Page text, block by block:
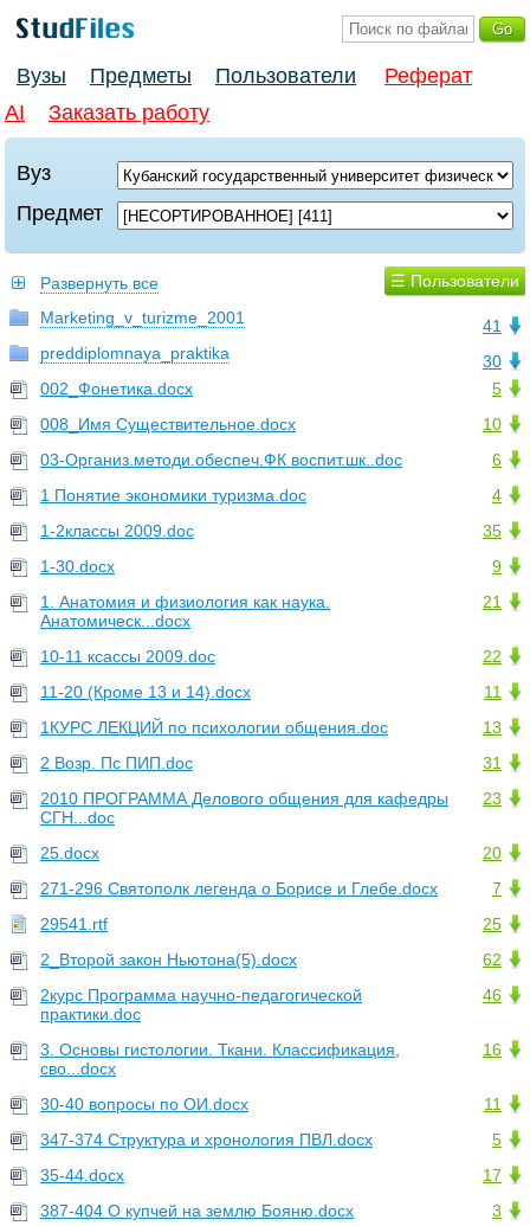
Вузы Предметы Пользователи
Реферат
AI
Заказать работу
Вуз
Предмет
☰ Пользователи
Развернуть все
41
Marketing_v_turizme_2001
30
preddiplomnaya_praktika
5
002_Фонетика.docx
10
008_Имя Существительное.docx
6
03-Организ.методи.обеспеч.ФК воспит.шк..doc
4
1 Понятие экономики туризма.doc
35
1-2классы 2009.doc
9
1-30.docx
21
1. Анатомия и физиология как наука.
Анатомическ...docx
22
10-11 ксассы 2009.doc
11
11-20 (Кроме 13 и 14).docx
13
1КУРС ЛЕКЦИЙ по психологии общения.doc
31
2 Возр. Пс ПИП.doc
23
2010 ПРОГРАММА Делового общения для кафедры
СГН...doc
20
25.docx
7
271-296 Святополк легенда о Борисе и Глебе.docx
25
29541.rtf
62
2_Второй закон Ньютона(5).docx
46
2курс Программа научно-педагогической
практики.doc
16
3. Основы гистологии. Ткани. Классификация,
сво...docx
11
30-40 вопросы по ОИ.docx
5
347-374 Структура и хронология ПВЛ.docx
17
35-44.docx
3
387-404 О купчей на землю Бояню.docx